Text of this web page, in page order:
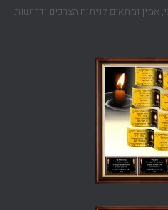
אמין ומתאים לניתוח הצרכים ודרישות